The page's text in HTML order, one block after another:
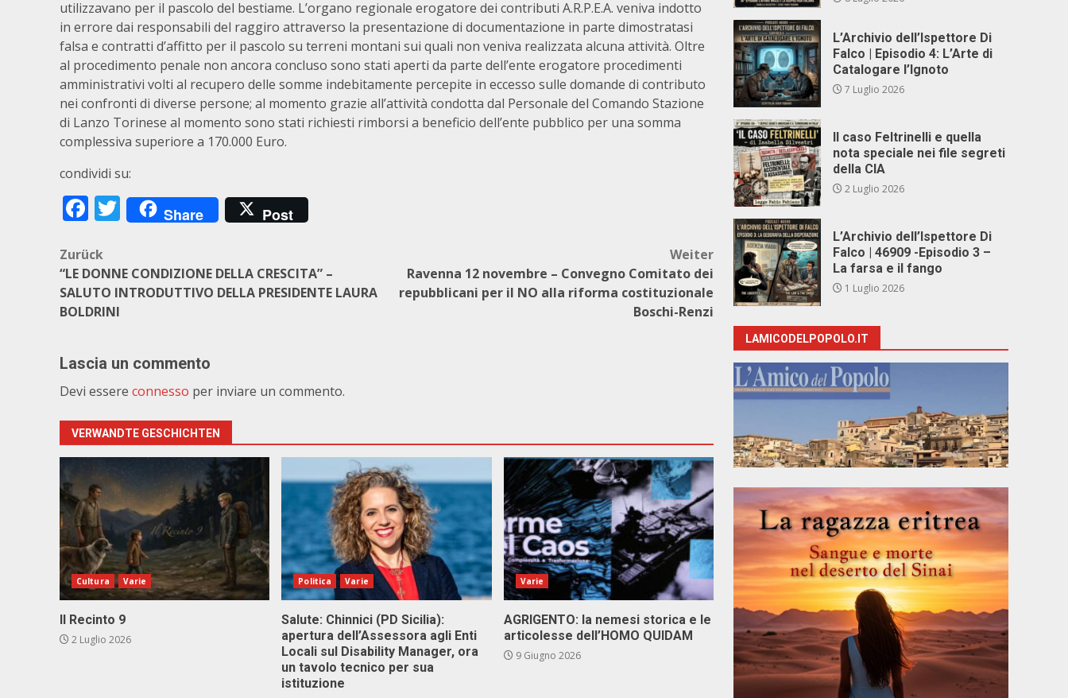
utilizzavano per il pascolo del bestiame. L’organo regionale erogatore dei contributi A.R.P.E.A. veniva indotto
in errore dai responsabili del raggiro attraverso la presentazione di documentazione in parte dimostratasi
falsa e contratti d’affitto per il pascolo su terreni montani sui quali non veniva realizzata alcuna attività. Oltre
al procedimento penale non ancora concluso sono stati aperti da parte dell’ente erogatore procedimenti
amministrativi volti al recupero delle somme indebitamente percepite in eccesso sulle domande di contributo
nei confronti di diverse persone; al momento grazie all’attività condotta dal Personale del Comando Stazione
di Lanzo Torinese al momento sono stati richiesti rimborsi a beneficio dell’ente pubblico per una somma
complessiva superiore a 170.000 Euro.
condividi su:
Facebook
Twitter
Share Post
Beitragsnavigation
Zurück
“LE DONNE CONDIZIONE DELLA CRESCITA” –
SALUTO INTRODUTTIVO DELLA PRESIDENTE LAURA
BOLDRINI
Weiter
Ravenna 12 novembre – Convegno Comitato dei
repubblicani per il NO alla riforma costituzionale
Boschi-Renzi
Lascia un commento
Devi essere connesso per inviare un commento.
VERWANDTE GESCHICHTEN
Cultura Varie
Il Recinto 9
2 Luglio 2026
Politica Varie
Salute: Chinnici (PD Sicilia):
apertura dell’Assessora agli Enti
Locali sul Disability Manager, ora
un tavolo tecnico per sua
istituzione
Varie
AGRIGENTO: la nemesi storica e le
articolesse dell’HOMO QUIDAM
9 Giugno 2026
L’Archivio dell’Ispettore Di
Falco | Episodio 4: L’Arte di
Catalogare l’Ignoto
7 Luglio 2026
Il caso Feltrinelli e quella
nota speciale nei file segreti
della CIA
2 Luglio 2026
L’Archivio dell’Ispettore Di
Falco | 46909 -Episodio 3 –
La farsa e il fango
1 Luglio 2026
LAMICODELPOPOLO.IT